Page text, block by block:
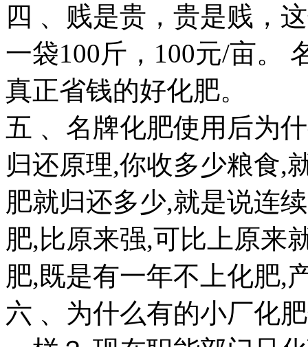
四 、贱是贵，贵是贱，
一袋100斤，100元/亩。
真正省钱的好化肥。
五 、名牌化肥使用后为
归还原理,你收多少粮食,
肥就归还多少,就是说连
肥,比原来强,可比上原来
肥,既是有一年不上化肥,
六 、为什么有的小厂化